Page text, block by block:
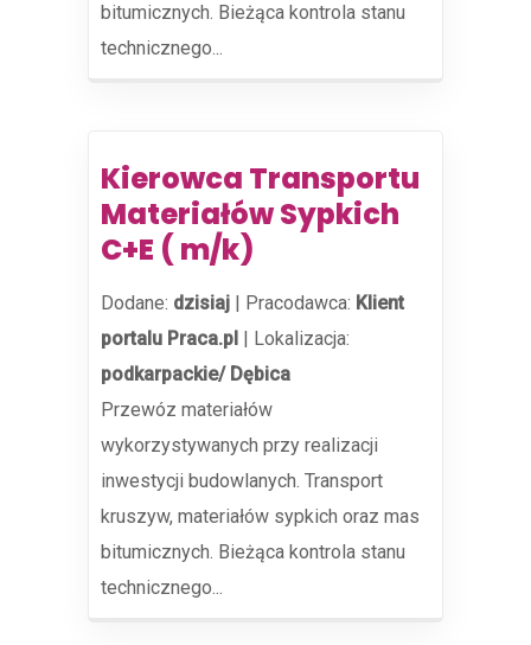
bitumicznych. Bieżąca kontrola stanu
technicznego...
Kierowca Transportu
Materiałów Sypkich
C+E ( m/k)
Dodane: dzisiaj | Pracodawca: Klient
portalu Praca.pl | Lokalizacja:
podkarpackie/ Dębica
Przewóz materiałów
wykorzystywanych przy realizacji
inwestycji budowlanych. Transport
kruszyw, materiałów sypkich oraz mas
bitumicznych. Bieżąca kontrola stanu
technicznego...